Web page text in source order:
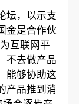
坛，以示支
金是合作伙
互联网平
不去做产品
能够协助这
产品推到消